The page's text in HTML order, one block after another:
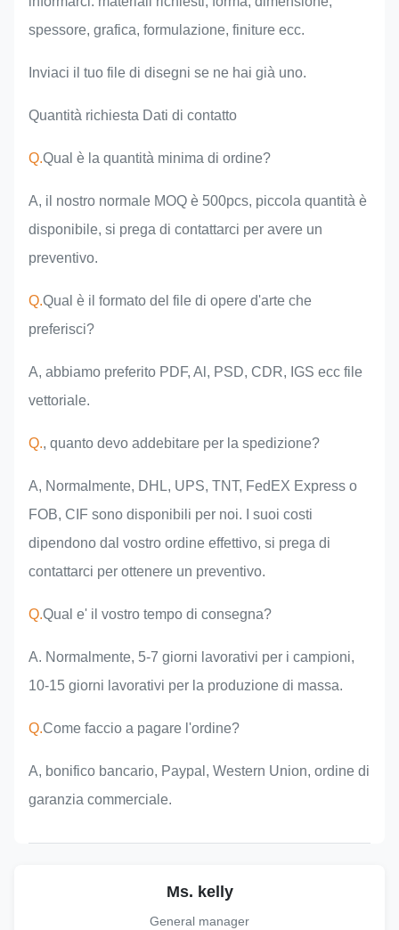
spessore, grafica, formulazione, finiture ecc.
Inviaci il tuo file di disegni se ne hai già uno.
Quantità richiesta Dati di contatto
Q.Qual è la quantità minima di ordine?
A, il nostro normale MOQ è 500pcs, piccola quantità è
disponibile, si prega di contattarci per avere un
preventivo.
Q.Qual è il formato del file di opere d'arte che
preferisci?
A, abbiamo preferito PDF, Al, PSD, CDR, IGS ecc file
vettoriale.
Q., quanto devo addebitare per la spedizione?
A, Normalmente, DHL, UPS, TNT, FedEX Express o
FOB, CIF sono disponibili per noi. I suoi costi
dipendono dal vostro ordine effettivo, si prega di
contattarci per ottenere un preventivo.
Q.Qual e' il vostro tempo di consegna?
A. Normalmente, 5-7 giorni lavorativi per i campioni,
10-15 giorni lavorativi per la produzione di massa.
Q.Come faccio a pagare l'ordine?
A, bonifico bancario, Paypal, Western Union, ordine di
garanzia commerciale.
Ms. kelly
General manager